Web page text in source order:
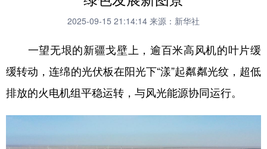
2025-09-15 21:14:14 来源：新华社
一望无垠的新疆戈壁上，逾百米高风机的叶片缓
缓转动，连绵的光伏板在阳光下“漾”起粼粼光纹，超低
排放的火电机组平稳运转，与风光能源协同运行。